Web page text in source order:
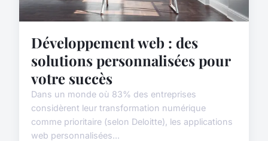
Développement web : des
solutions personnalisées pour
votre succès
Dans un monde où 83% des entreprises
considèrent leur transformation numérique
comme prioritaire (selon Deloitte), les applications
web personnalisées...